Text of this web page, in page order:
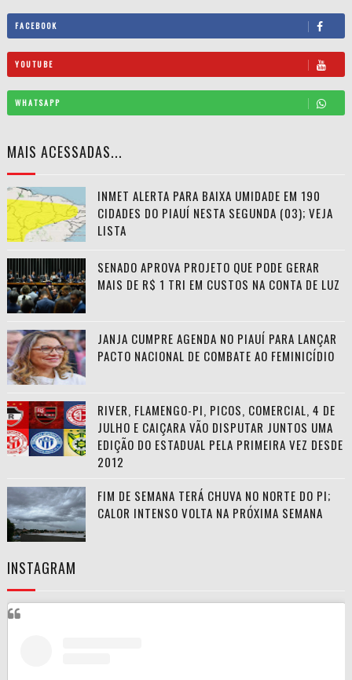
FACEBOOK
YOUTUBE
WHATSAPP
MAIS ACESSADAS...
INMET ALERTA PARA BAIXA UMIDADE EM 190
CIDADES DO PIAUÍ NESTA SEGUNDA (03); VEJA
LISTA
SENADO APROVA PROJETO QUE PODE GERAR
MAIS DE R$ 1 TRI EM CUSTOS NA CONTA DE LUZ
JANJA CUMPRE AGENDA NO PIAUÍ PARA LANÇAR
PACTO NACIONAL DE COMBATE AO FEMINICÍDIO
RIVER, FLAMENGO-PI, PICOS, COMERCIAL, 4 DE
JULHO E CAIÇARA VÃO DISPUTAR JUNTOS UMA
EDIÇÃO DO ESTADUAL PELA PRIMEIRA VEZ DESDE
2012
FIM DE SEMANA TERÁ CHUVA NO NORTE DO PI;
CALOR INTENSO VOLTA NA PRÓXIMA SEMANA
INSTAGRAM